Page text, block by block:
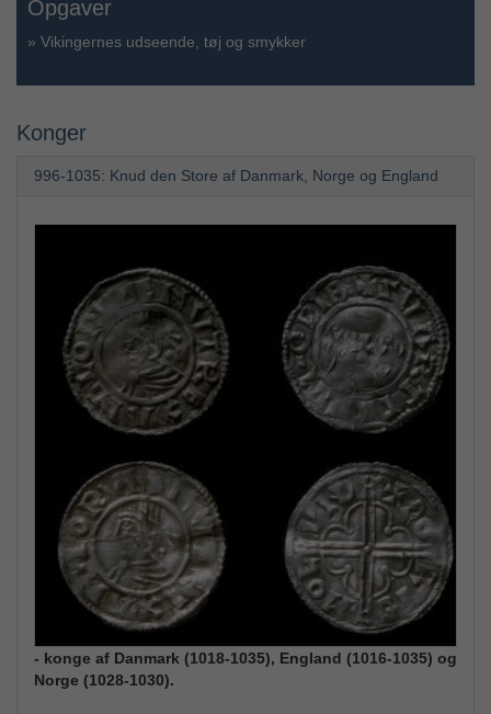
Opgaver
» Vikingernes udseende, tøj og smykker
Konger
996-1035: Knud den Store af Danmark, Norge og England
- konge af Danmark (1018-1035), England (1016-1035) og
Norge (1028-1030).